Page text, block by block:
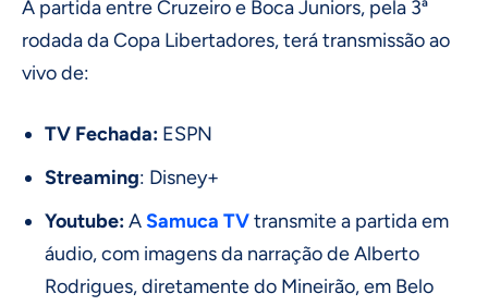
A partida entre Cruzeiro e Boca Juniors, pela 3ª
rodada da Copa Libertadores, terá transmissão ao
vivo de:
TV Fechada: ESPN
Streaming: Disney+
Youtube:ASamuca TVtransmite a partida em
áudio, com imagens da narração de Alberto
Rodrigues, diretamente do Mineirão, em Belo